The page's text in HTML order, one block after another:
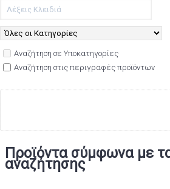
Αναζήτηση σε Υποκατηγορίες
Αναζήτηση στις περιγραφές προϊόντων
Προϊόντα σύμφωνα με
αναζήτησης